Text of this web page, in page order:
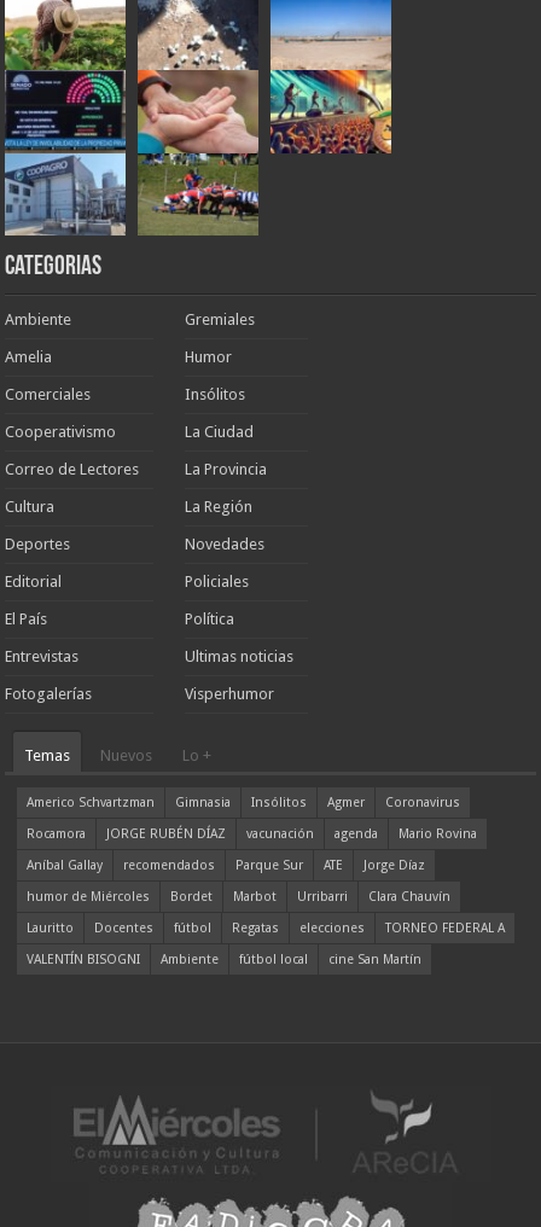
Categorias
Ambiente
Amelia
Comerciales
Cooperativismo
Correo de Lectores
Cultura
Deportes
Editorial
El País
Entrevistas
Fotogalerías
Gremiales
Humor
Insólitos
La Ciudad
La Provincia
La Región
Novedades
Policiales
Política
Ultimas noticias
Visperhumor
Temas Nuevos Lo +
Americo Schvartzman Gimnasia Insólitos Agmer
Coronavirus
Rocamora
JORGE RUBÉN DÍAZ vacunación agenda
Mario Rovina
Aníbal Gallay
recomendados Parque Sur ATE
Jorge Díaz
humor de Miércoles
Bordet Marbot Urribarri
Clara Chauvín
Lauritto
Docentes fútbol Regatas elecciones
TORNEO FEDERAL A
VALENTÍN BISOGNI
Ambiente fútbol local cine San Martín